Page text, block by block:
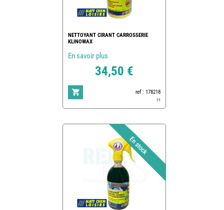
NETTOYANT CIRANT CARROSSERIE
KLINOWAX
En savoir plus
34,50 €
ref : 178218
11